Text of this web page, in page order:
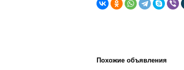
Похожие объявления